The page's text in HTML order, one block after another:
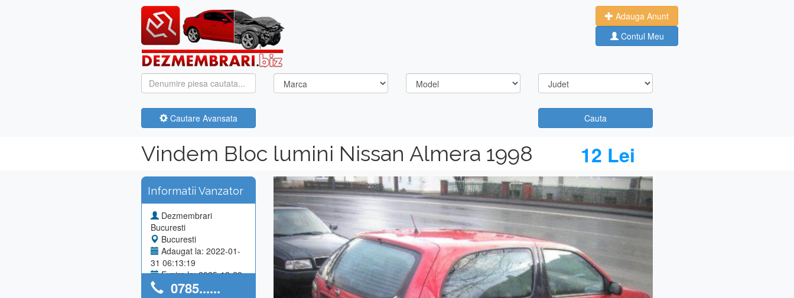
Adauga Anunt
Contul Meu
Cautare Avansata Cauta
Vindem Bloc lumini Nissan Almera 1998 12 Lei
Informatii Vanzator
Dezmembrari
Bucuresti
Bucuresti
Adaugat la: 2022-01-
31 06:13:19
Expira la: 2025-12-29
Anunturi utilizator: 0
0785......
Previous Next